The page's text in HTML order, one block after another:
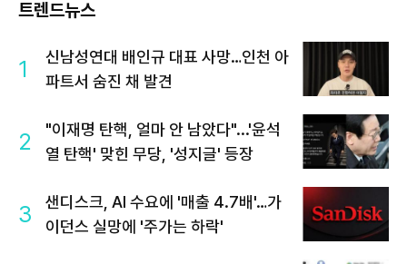
트렌드뉴스
1
신남성연대 배인규 대표 사망…인천 아
파트서 숨진 채 발견
2
"이재명 탄핵, 얼마 안 남았다"...'윤석
열 탄핵' 맞힌 무당, '성지글' 등장
3
샌디스크, AI 수요에 '매출 4.7배'…가
이던스 실망에 '주가는 하락'